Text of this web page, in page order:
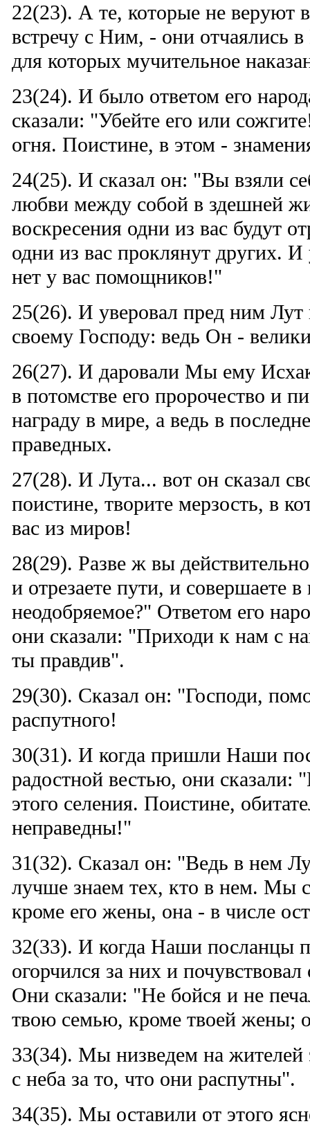
22(23). А те, которые не веруют
встречу с Ним, - они отчаялись
для которых мучительное
23(24). И было ответом его
сказали: "Убейте его или
огня. Поистине, в этом -
24(25). И сказал он: "Вы взяли
любви между собой в здешней
воскресения одни из вас будут
одни из вас проклянут других.
нет у вас помощников!"
25(26). И уверовал пред ним
своему Господу: ведь Он -
26(27). И даровали Мы ему
в потомстве его пророчество и
награду в мире, а ведь в
праведных.
27(28). И Лута... вот он сказал
поистине, творите мерзость, в
вас из миров!
28(29). Разве ж вы
и отрезаете пути, и совершаете
неодобряемое?" Ответом его
они сказали: "Приходи к нам с
ты правдив".
29(30). Сказал он: "Господи,
распутного!
30(31). И когда пришли Наши
радостной вестью, они
этого селения. Поистине,
неправедны!"
31(32). Сказал он: "Ведь в нем
лучше знаем тех, кто в нем. Мы
кроме его жены, она - в числе
32(33). И когда Наши посланцы
огорчился за них и
Они сказали: "Не бойся и не
твою семью, кроме твоей жены;
33(34). Мы низведем на жителей
с неба за то, что они распутны".
34(35). Мы оставили от этого